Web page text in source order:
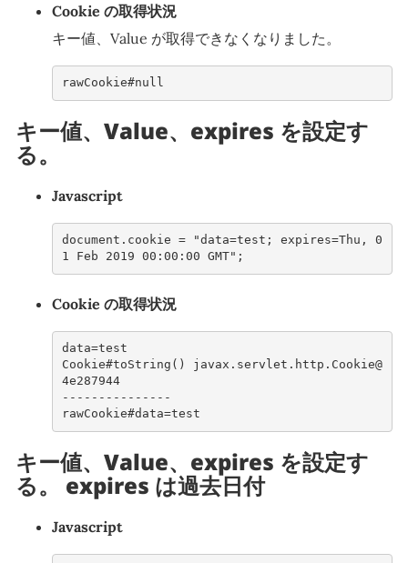
Cookie の取得状況
キー値、Value が取得できなくなりました。
rawCookie#null
キー値、Value、expires を設定す
る。
Javascript
document.cookie = "data=test; expires=Thu, 0
1 Feb 2019 00:00:00 GMT";
Cookie の取得状況
data=test
Cookie#toString() javax.servlet.http.Cookie@
4e287944
---------------
rawCookie#data=test
キー値、Value、expires を設定す
る。 expires は過去日付
Javascript